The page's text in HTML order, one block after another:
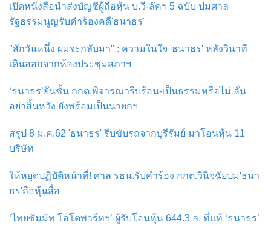
เปิดหนังสือนำส่งบัญชีผู้ถือหุ้น บ.วี-ลัคฯ 5 ฉบับ ปมศาล
รัฐธรรมนูญรับคำร้องคดี'ธนาธร'
"สักวันหนึ่ง ผมจะกลับมา" : ความในใจ 'ธนาธร' หลังวินาที
เดินออกจากห้องประชุมสภาฯ
‘ธนาธร’ยันชั้น กกต.พิจารณารีบร้อน-เป็นธรรมหรือไม่ ลั่น
อย่าสิ้นหวัง ยังพร้อมเป็นนายกฯ
สรุป 8 ม.ค.62 'ธนาธร' รีบขับรถจากบุรีรัมย์ มาโอนหุ้น 11
บริษัท
ให้หยุดปฏิบัติหน้าที่! ศาล รธน.รับคำร้อง กกต.วินิจฉัยปม'ธนา
ธร'ถือหุ้นสื่อ
‘ไทยซัมมิท โอโตพาร์ทฯ’ ผู้รับโอนหุ้น 644.3 ล. ที่แท้ ‘ธนาธร’